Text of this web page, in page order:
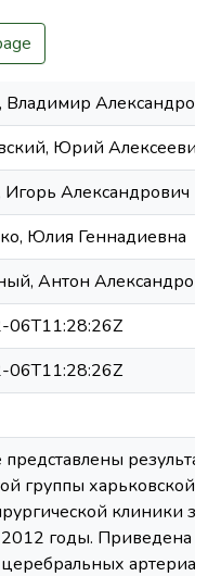
Владимир
Юрий Алексеевич
Игорь Александрович
Юлия Геннадиевна
Антон
06T11:28:26Z
06T11:28:26Z
представлены
группы харьковской
клиники
годы. Приведена